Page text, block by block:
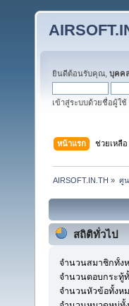
ยินดีต้อนรับคุณ, บุคค
เข้าสู่ระบบด้วยชื่อผู้ใ
หน้าแรก ช่วยเหลือ
AIRSOFT.IN.TH » ศู
สถิติทั่วไป
จำนวนสมาชิกทั้ง
จำนวนตอบกระทู้
จำนวนหัวข้อทั้งห